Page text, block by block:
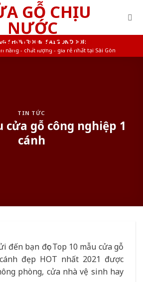
SHOWROOM SAIGONDOOR
hãng - chất lượng - giá rẻ nhất tại Sài Gòn
TIN TỨC
cửa gỗ công nghiệp 1
cánh
đến bạn đọc Top 10 mẫu cửa gỗ
đẹp HOT nhất 2021 được
phòng, cửa nhà vệ sinh hay